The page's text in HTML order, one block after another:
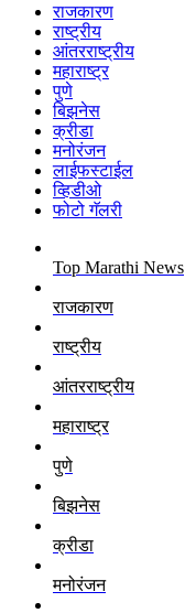
राजकारण
राष्ट्रीय
आंतरराष्ट्रीय
महाराष्ट्र
पुणे
बिझनेस
क्रीडा
मनोरंजन
लाईफस्टाईल
व्हिडीओ
फोटो गॅलरी
Top Marathi News
राजकारण
राष्ट्रीय
आंतरराष्ट्रीय
महाराष्ट्र
पुणे
बिझनेस
क्रीडा
मनोरंजन